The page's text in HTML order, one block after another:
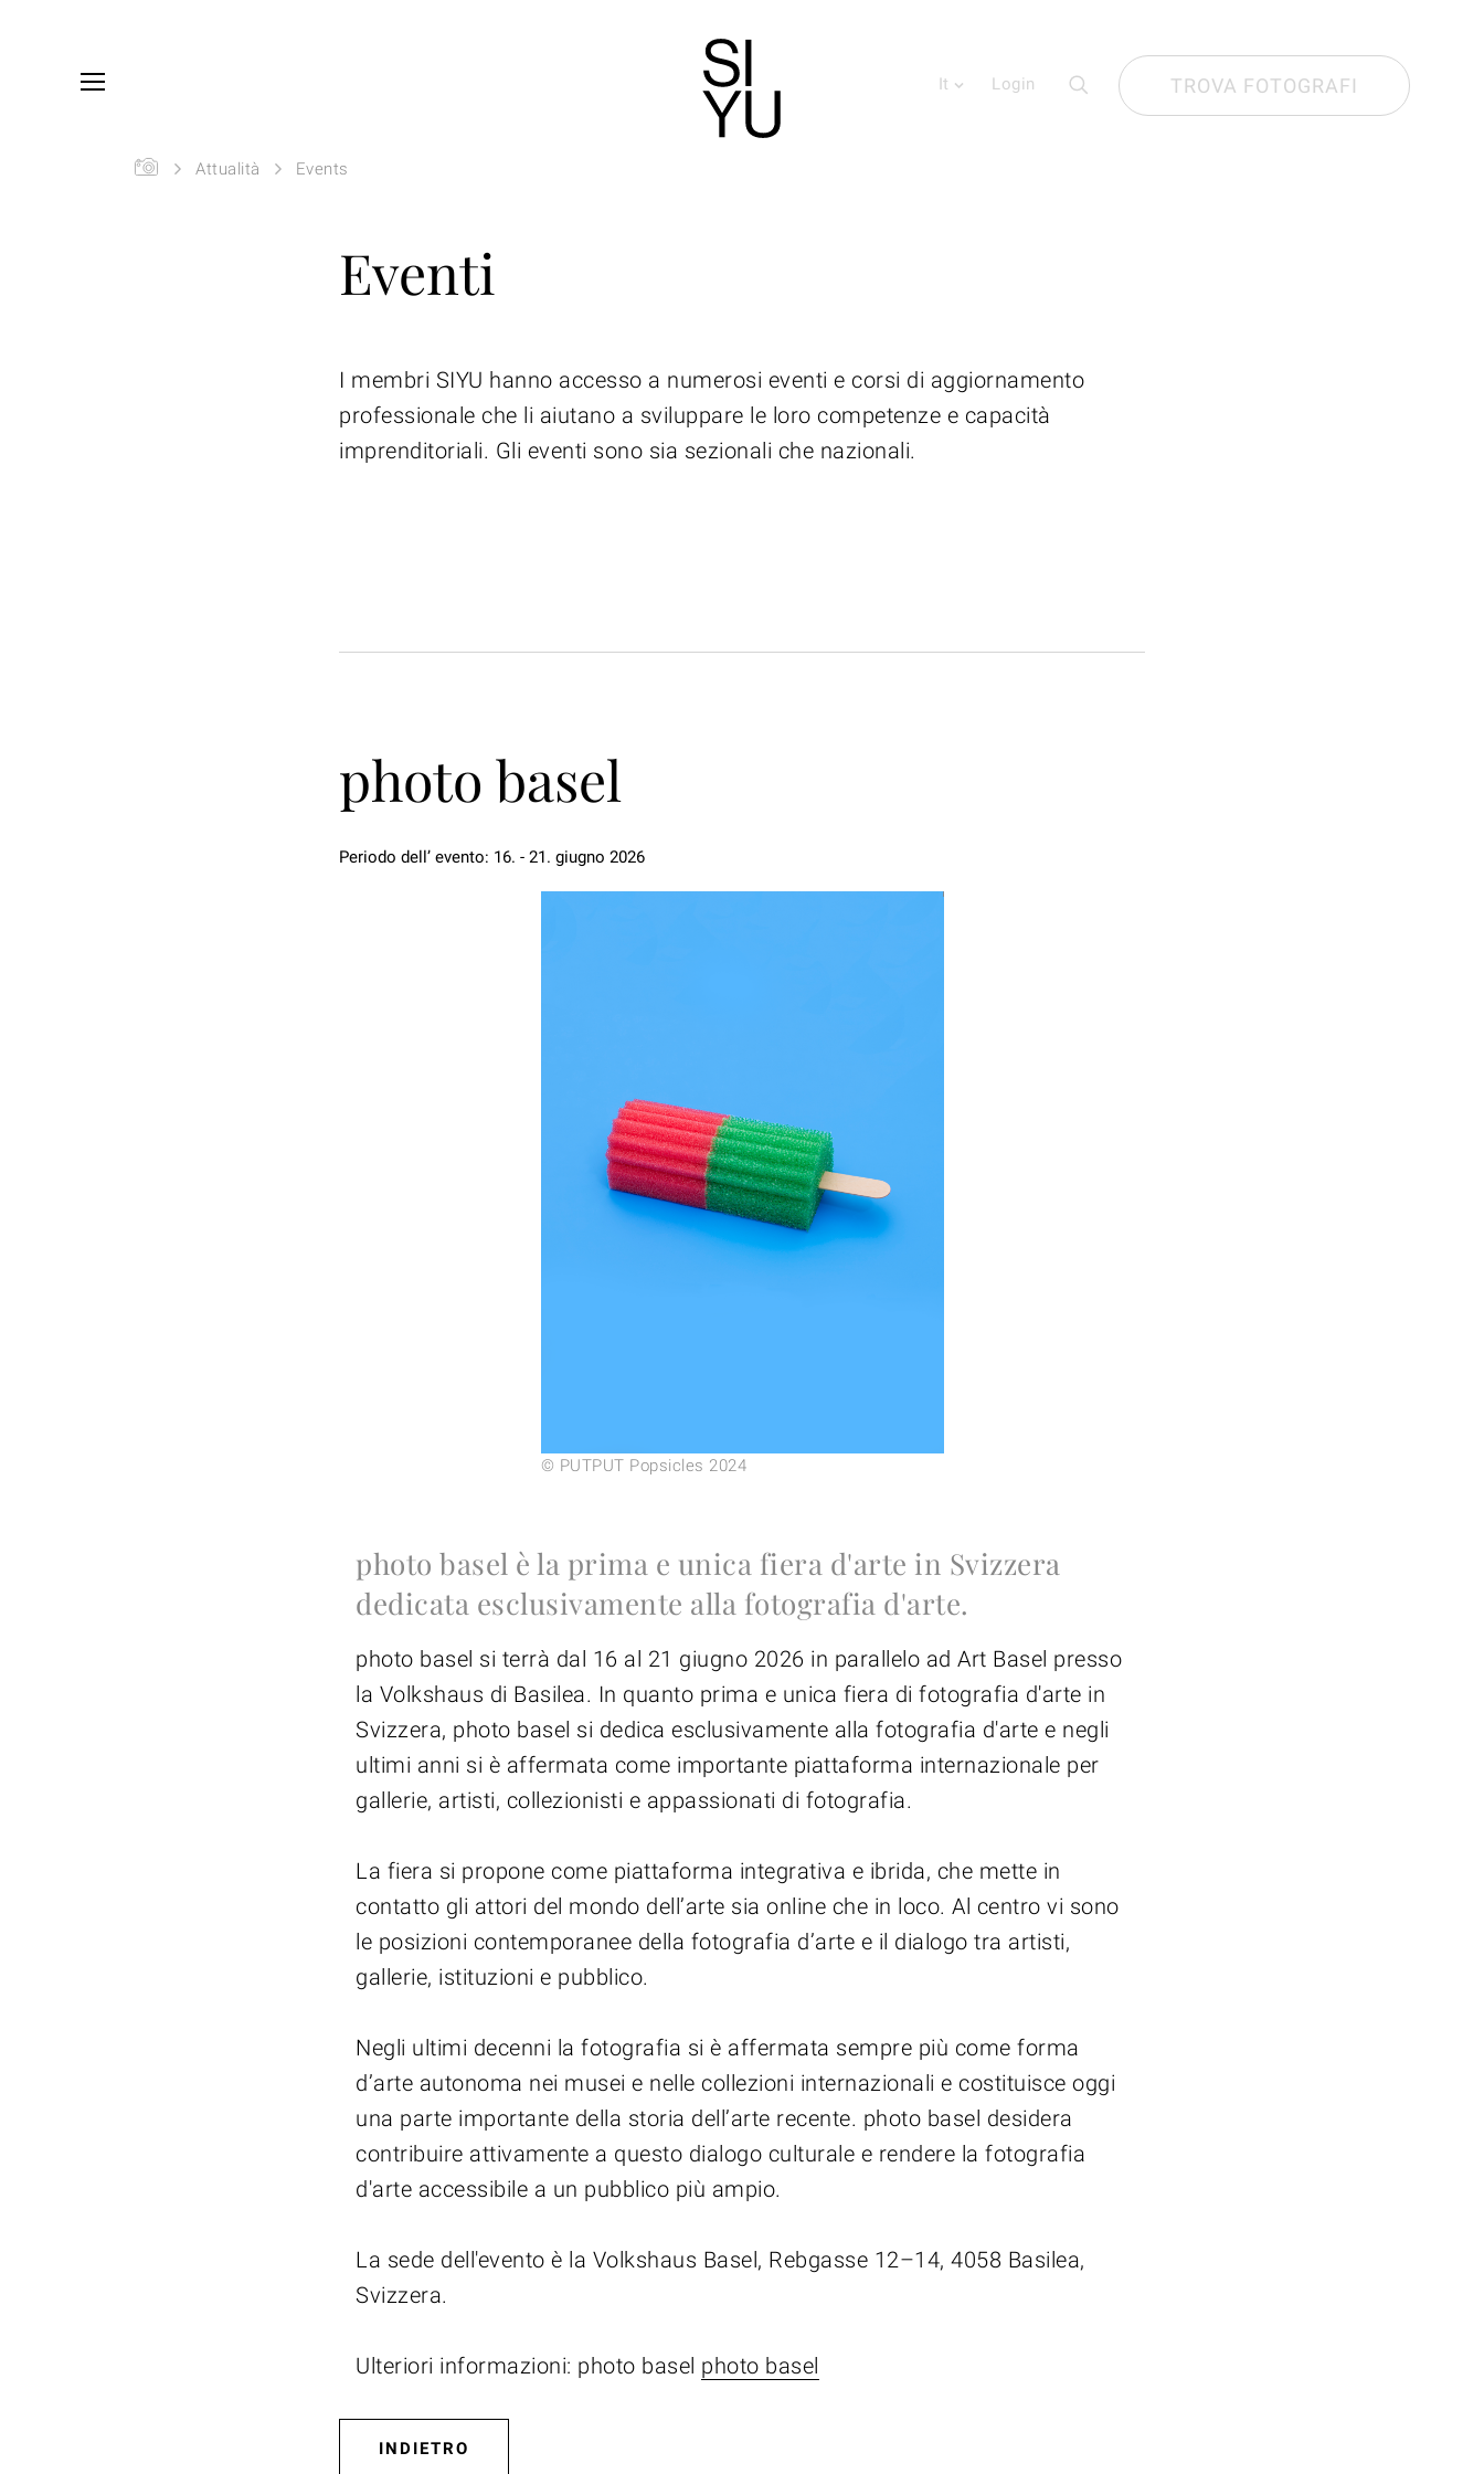
TROVA FOTOGRAFI
Login
It
You are here:
SIYU Attualità Events
Eventi
I membri SIYU hanno accesso a numerosi eventi e corsi di aggiornamento
professionale che li aiutano a sviluppare le loro competenze e capacità
imprenditoriali. Gli eventi sono sia sezionali che nazionali.
photo basel
Periodo dell’ evento: 16. - 21. giugno 2026
© PUTPUT Popsicles 2024
photo basel è la prima e unica fiera d'arte in Svizzera
dedicata esclusivamente alla fotografia d'arte.
photo basel si terrà dal 16 al 21 giugno 2026 in parallelo ad Art Basel presso
la Volkshaus di Basilea. In quanto prima e unica fiera di fotografia d'arte in
Svizzera, photo basel si dedica esclusivamente alla fotografia d'arte e negli
ultimi anni si è affermata come importante piattaforma internazionale per
gallerie, artisti, collezionisti e appassionati di fotografia.
La fiera si propone come piattaforma integrativa e ibrida, che mette in
contatto gli attori del mondo dell’arte sia online che in loco. Al centro vi sono
le posizioni contemporanee della fotografia d’arte e il dialogo tra artisti,
gallerie, istituzioni e pubblico.
Negli ultimi decenni la fotografia si è affermata sempre più come forma
d’arte autonoma nei musei e nelle collezioni internazionali e costituisce oggi
una parte importante della storia dell’arte recente. photo basel desidera
contribuire attivamente a questo dialogo culturale e rendere la fotografia
d'arte accessibile a un pubblico più ampio.
La sede dell'evento è la Volkshaus Basel, Rebgasse 12–14, 4058 Basilea,
Svizzera.
Ulteriori informazioni: photo basel photo basel
INDIETRO